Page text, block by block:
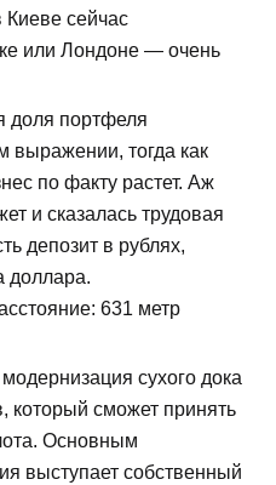
сейчас
или Лондоне — очень
доля портфеля
выражении, тогда как
по факту растет. Аж
и сказалась трудовая
депозит в рублях,
доллара.
631 метр
сухого дока
который сможет принять
Основным
выступает собственный